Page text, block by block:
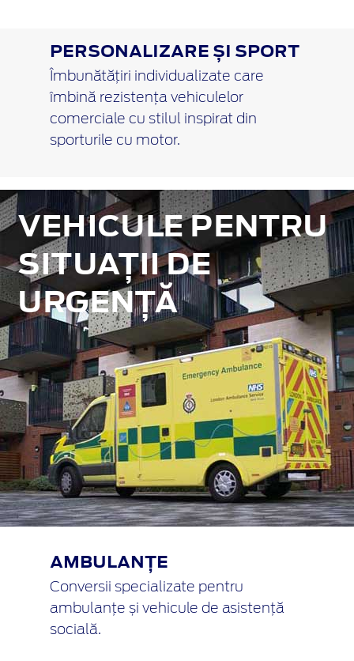
PERSONALIZARE ȘI SPORT
Îmbunătățiri individualizate care
îmbină rezistența vehiculelor
comerciale cu stilul inspirat din
sporturile cu motor.
VEHICULE PENTRU
SITUAȚII DE
URGENȚĂ
AMBULANȚE
Conversii specializate pentru
ambulanțe și vehicule de asistență
socială.